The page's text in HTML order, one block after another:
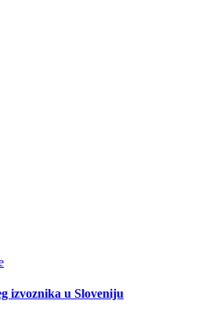
izvoznika u Sloveniju